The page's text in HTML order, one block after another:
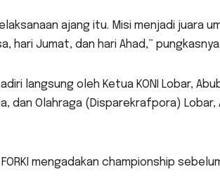
ajang itu. Misi menjadi juara
hari Jumat, dan hari Ahad,” pungkasnya.
langsung oleh Ketua KONI Lobar,
dan Olahraga (Disparekrafpora) Lobar,
mengadakan championship